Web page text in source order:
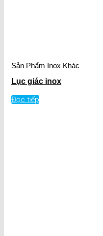
Sản Phẩm Inox Khác
Lục giác inox
Đọc tiếp